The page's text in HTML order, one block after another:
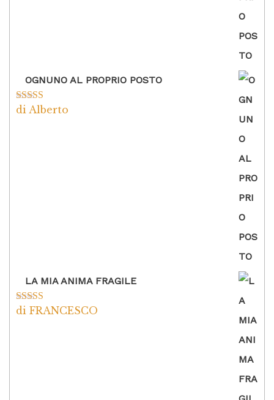
OGNUNO AL PROPRIO POSTO
Valutato5su
di Alberto
LA MIA ANIMA FRAGILE
Valutato5su
di FRANCESCO